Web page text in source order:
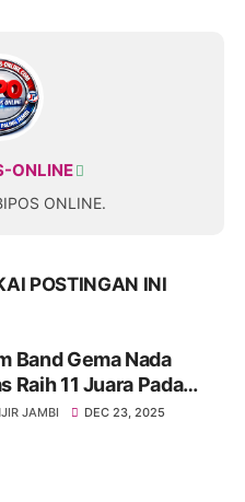
ONLINE
ONLINE.
POSTINGAN INI
Band Gema Nada
Raih 11 Juara Pada
Hari Marching
JAMBI DEC 23, 2025